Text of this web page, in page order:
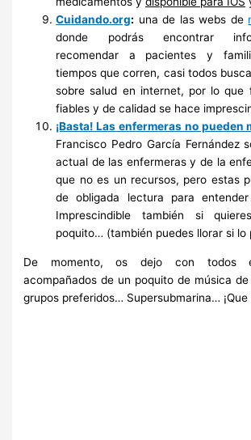
Cuidando.org: una de las webs de
donde podrás encontrar
recomendar a pacientes y
tiempos que corren, casi todos
sobre salud en internet, por lo que
fiables y de calidad se hace
¡Basta! Las enfermeras no pueden
Francisco Pedro García Fernández
actual de las enfermeras y de la
que no es un recursos, pero estas
de obligada lectura para
Imprescindible también si
poquito… (también puedes llorar si lo
De momento, os dejo con todos
acompañados de un poquito de música
grupos preferidos… Supersubmarina…